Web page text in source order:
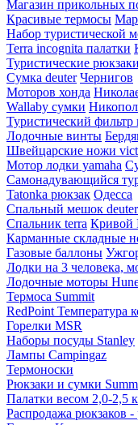
Магазин прикольных
Красивые термосы
Набор туристической
Terra incognita палатки
Туристические рюкзаки
Сумка deuter Чернигов
Моторов хонда
Wallaby сумки
Туристический фильтр
Лодочные винты
Швейцарские ножи
Мотор лодки yamaha
Самонадувающийся
Tatonka рюкзак Одесса
Спальный мешок deuter
Спальник terra Кривой
Карманные складные
Газовые баллоны
Лодки на 3 человека,
Лодочные моторы
Термоса Summit
RedPoint Температура
Горелки MSR
Наборы посуды Stanley
Лампы Campingaz
Термоноски
Рюкзаки и сумки
Палатки весом 2,0-2,5
Распродажа рюкзаков -